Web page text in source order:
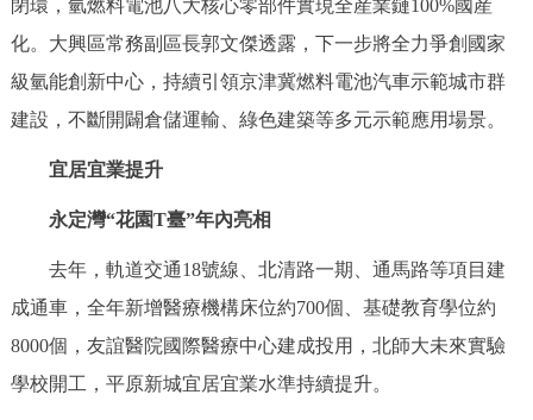
閉環，氫燃料電池八大核心零部件實現全産業鏈100%國産
化。大興區常務副區長郭文傑透露，下一步將全力爭創國家
級氫能創新中心，持續引領京津冀燃料電池汽車示範城市群
建設，不斷開闢倉儲運輸、綠色建築等多元示範應用場景。
宜居宜業提升
永定灣“花園T臺”年內亮相
去年，軌道交通18號線、北清路一期、通馬路等項目建
成通車，全年新增醫療機構床位約700個、基礎教育學位約
8000個，友誼醫院國際醫療中心建成投用，北師大未來實驗
學校開工，平原新城宜居宜業水準持續提升。